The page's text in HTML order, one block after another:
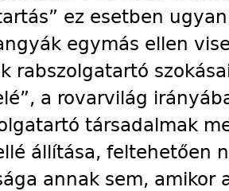
ez esetben
egymás ellen
rabszolgatartó
a rovarvilág
társadalmak
állítása, feltehetően
annak sem, amikor